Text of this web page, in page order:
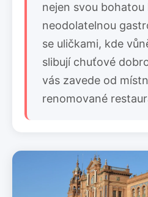
nejen svou bohatou
neodolatelnou
se uličkami, kde
slibují chuťové
vás zavede od
renomované